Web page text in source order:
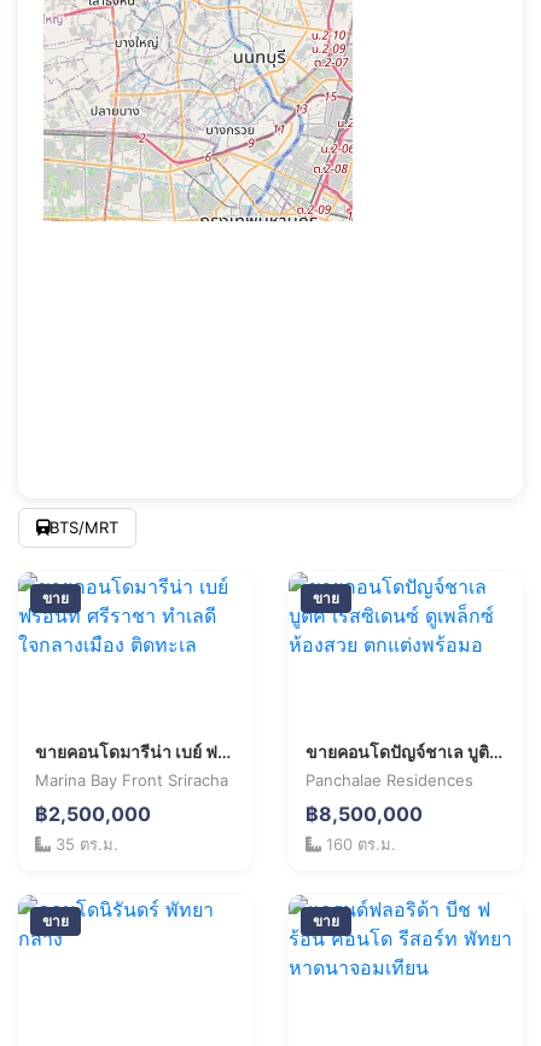
BTS/MRT
ขาย
ขายคอนโดมารีน่า เบย์ ฟร้อนท์ ศรีราชา ทำเลดี ใจกลางเมือง ติดทะเล
Marina Bay Front Sriracha
฿2,500,000
35 ตร.ม.
ขาย
ขายคอนโดปัญจ์ชาเล บูติค เรสซิเดนซ์ ดูเพล็กซ์ ห้องสวย ตกแต่งพร้อมอ
Panchalae Residences
฿8,500,000
160 ตร.ม.
ขาย ขาย